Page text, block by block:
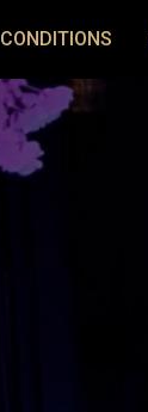
CONDITIONS